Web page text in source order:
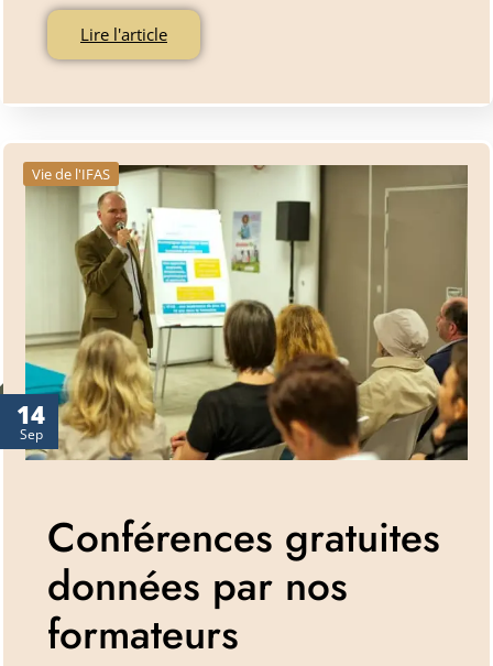
Lire l'article
14
Sep
Vie de l'IFAS
Conférences gratuites
données par nos
formateurs